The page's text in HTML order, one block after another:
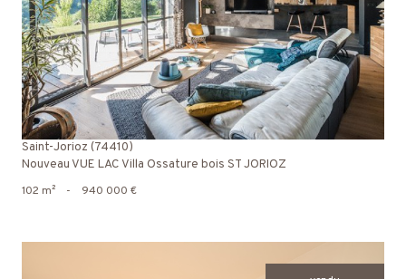
voir le bien
Saint-Jorioz (74410)
Nouveau VUE LAC Villa Ossature bois ST JORIOZ
102 m² - 940 000 €